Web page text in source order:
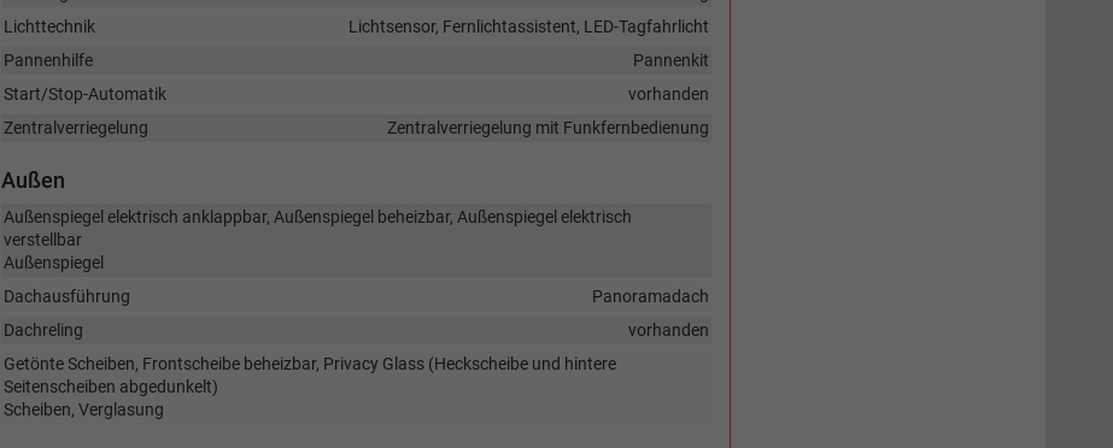
Lichtsensor, Fernlichtassistent, LED-Tagfahrlicht
Lichttechnik
Pannenkit
Pannenhilfe
vorhanden
Start/Stop-Automatik
Zentralverriegelung mit Funkfernbedienung
Zentralverriegelung
Außen
Außenspiegel elektrisch anklappbar, Außenspiegel beheizbar, Außenspiegel elektrisch
verstellbar
Außenspiegel
Panoramadach
Dachausführung
vorhanden
Dachreling
Getönte Scheiben, Frontscheibe beheizbar, Privacy Glass (Heckscheibe und hintere
Seitenscheiben abgedunkelt)
Scheiben, Verglasung